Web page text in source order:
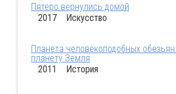
Пятеро вернулись домой
2017 Искусство
Планета человекоподобных
планету Земля
2011 История